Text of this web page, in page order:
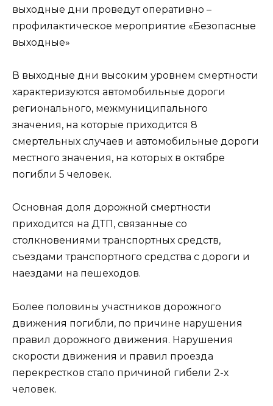
выходные дни проведут оперативно –
профилактическое мероприятие «Безопасные
выходные»
В выходные дни высоким уровнем смертности
характеризуются автомобильные дороги
регионального, межмуниципального
значения, на которые приходится 8
смертельных случаев и автомобильные дороги
местного значения, на которых в октябре
погибли 5 человек.
Основная доля дорожной смертности
приходится на ДТП, связанные со
столкновениями транспортных средств,
съездами транспортного средства с дороги и
наездами на пешеходов.
Более половины участников дорожного
движения погибли, по причине нарушения
правил дорожного движения. Нарушения
скорости движения и правил проезда
перекрестков стало причиной гибели 2-х
человек.